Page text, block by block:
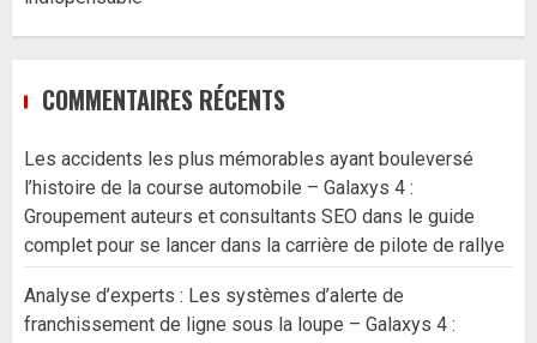
COMMENTAIRES RÉCENTS
Les accidents les plus mémorables ayant bouleversé
l’histoire de la course automobile – Galaxys 4 :
Groupement auteurs et consultants SEO dans le guide
complet pour se lancer dans la carrière de pilote de rallye
Analyse d’experts : Les systèmes d’alerte de
franchissement de ligne sous la loupe – Galaxys 4 :